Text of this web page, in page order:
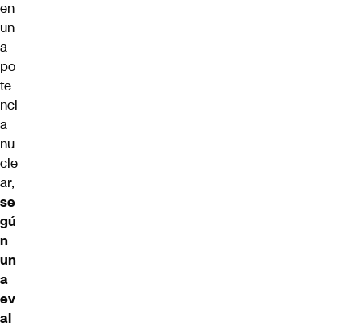
en
un
a
po
te
nci
a
nu
cle
ar,
se
gú
n
un
a
ev
al